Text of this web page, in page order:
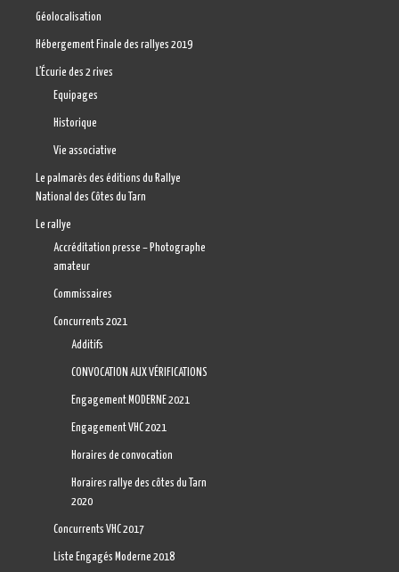
Géolocalisation
Hébergement Finale des rallyes 2019
L’Écurie des 2 rives
Equipages
Historique
Vie associative
Le palmarès des éditions du Rallye
National des Côtes du Tarn
Le rallye
Accréditation presse – Photographe
amateur
Commissaires
Concurrents 2021
Additifs
CONVOCATION AUX VÉRIFICATIONS
Engagement MODERNE 2021
Engagement VHC 2021
Horaires de convocation
Horaires rallye des côtes du Tarn
2020
Concurrents VHC 2017
Liste Engagés Moderne 2018